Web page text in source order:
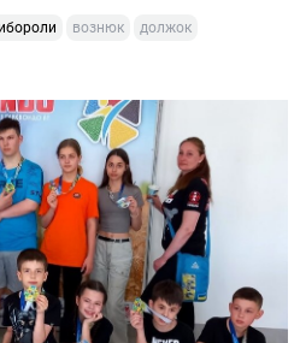
вознюк
должок